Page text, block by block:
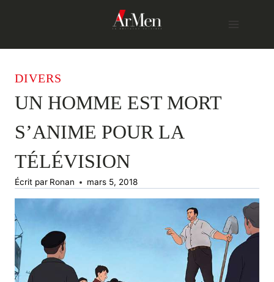
DIVERS
UN HOMME EST MORT
S’ANIME POUR LA
TÉLÉVISION
Écrit par Ronan mars 5, 2018